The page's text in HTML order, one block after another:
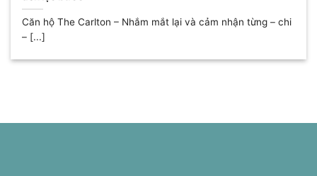
Căn hộ The Carlton – Nhắm mắt lại và cảm nhận từng – chi
– [...]